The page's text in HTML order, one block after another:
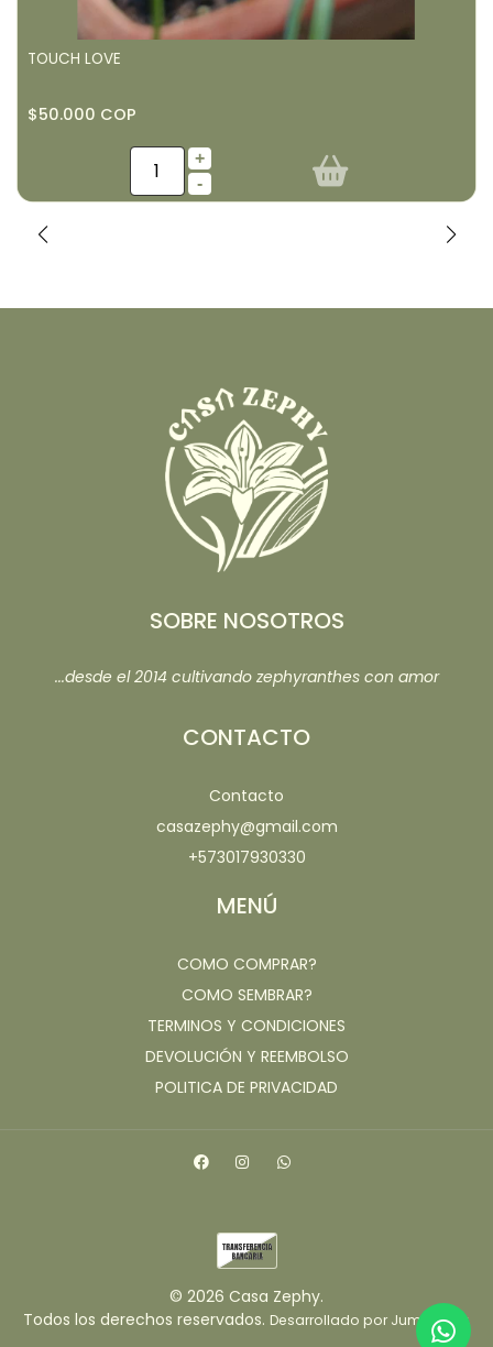
TOUCH LOVE
$50.000 COP
+
-
SOBRE NOSOTROS
...desde el 2014 cultivando zephyranthes con amor
CONTACTO
Contacto
casazephy@gmail.com
+573017930330
MENÚ
COMO COMPRAR?
COMO SEMBRAR?
TERMINOS Y CONDICIONES
DEVOLUCIÓN Y REEMBOLSO
POLITICA DE PRIVACIDAD
© 2026 Casa Zephy.
Todos los derechos reservados. Desarrollado por Jumpseller.